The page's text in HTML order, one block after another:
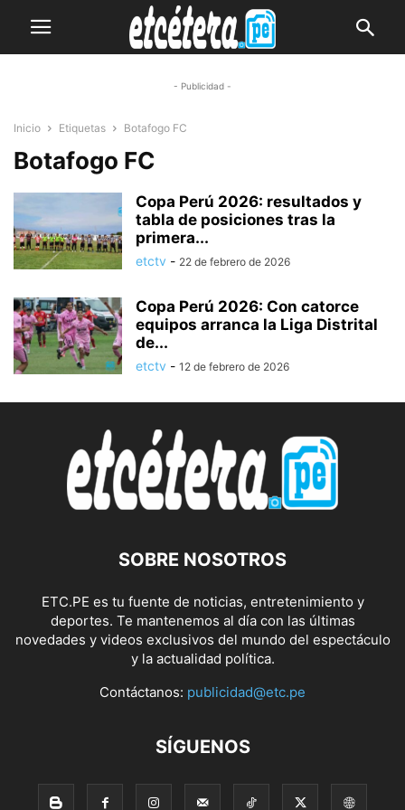
- Publicidad -
Inicio Etiquetas Botafogo FC
Botafogo FC
Copa Perú 2026: resultados y
tabla de posiciones tras la
primera...
etctv - 22 de febrero de 2026
Copa Perú 2026: Con catorce
equipos arranca la Liga Distrital
de...
etctv - 12 de febrero de 2026
SOBRE NOSOTROS
ETC.PE es tu fuente de noticias, entretenimiento y
deportes. Te mantenemos al día con las últimas
novedades y videos exclusivos del mundo del espectáculo
y la actualidad política.
Contáctanos: publicidad@etc.pe
SÍGUENOS